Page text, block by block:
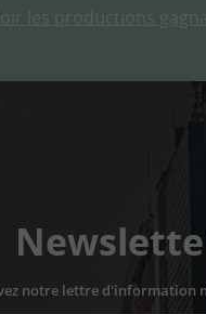
les productions
notre lettre d'information